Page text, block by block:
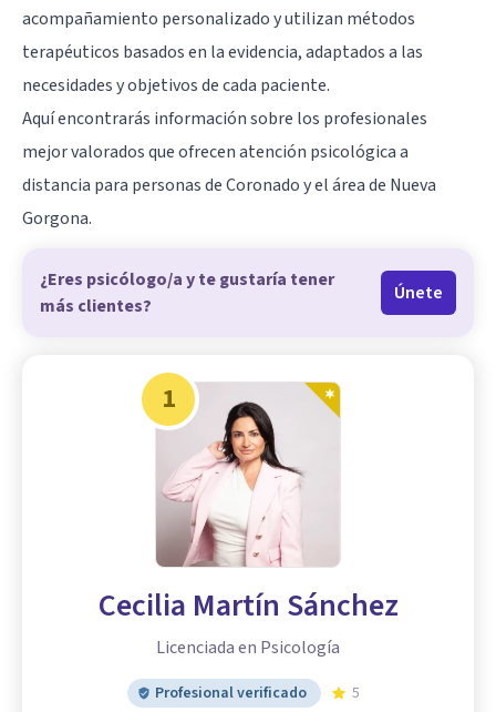
acompañamiento personalizado y utilizan métodos
terapéuticos basados en la evidencia, adaptados a las
necesidades y objetivos de cada paciente.
Aquí encontrarás información sobre los profesionales
mejor valorados que ofrecen atención psicológica a
distancia para personas de Coronado y el área de Nueva
Gorgona.
¿Eres psicólogo/a y te gustaría tener
más clientes?
Únete
1
Cecilia Martín Sánchez
Licenciada en Psicología
Profesional verificado
5